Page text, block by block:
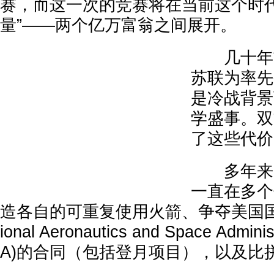
赛，而这一次的竞赛将在当前这个时
量”——两个亿万富翁之间展开。
几十年
苏联为率
是冷战背
学盛事。
了这些代
多年来
一直在多
造各自的可重复使用火箭、争夺美国
ional Aeronautics and Space
A)的合同（包括登月项目），以及比